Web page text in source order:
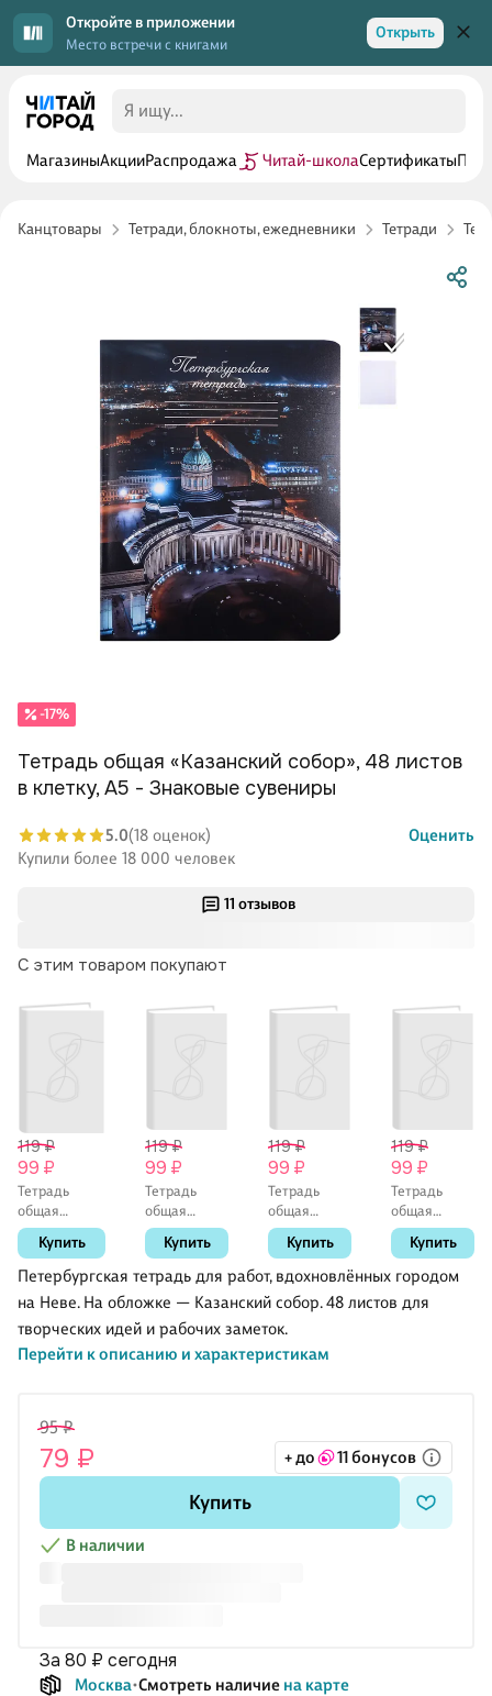
Откройте в приложении
Место встречи с книгами
Открыть
МагазиныАкцииРаспродажа Читай-школаСертификаты
Канцтовары Тетради, блокноты, ежедневники Тетради
11 отзывов
Петербургская тетрадь для работ, вдохновлённых городом
на Неве. На обложке — Казанский собор. 48 листов для
творческих идей и рабочих заметок.
Перейти к описанию и характеристикам
С этим товаром покупают
119 ₽
99 ₽
Тетрадь
общая
«Закат на
Неве», 48
листов в
клетку, А5 -
Знаковые
сувениры
Купить
119 ₽
99 ₽
Тетрадь
общая
«Исаакиевский
собор.
Зима», 48
листов в
клетку, А5 -
Знаковые
сувениры
Купить
119 ₽
99 ₽
Тетрадь
общая
«Дворцовая
площадь.
Ночь», 48
клетку, А5 -
Знаковые
сувениры
Купить
119 ₽
99 ₽
Тетрадь
общая
«Ночной
Санкт-
Петербург»,
48 листов в
клетку, А5 -
Купить
-17%
Тетрадь общая «Казанский собор», 48 листов
в клетку, А5 - Знаковые сувениры
5.0(18 оценок)
Оценить
Купили более 18 000 человек
95 ₽
79 ₽ + до 11 бонусов
Купить
В наличии
за 80 ₽ сегодня
Москва Смотреть наличие на карте